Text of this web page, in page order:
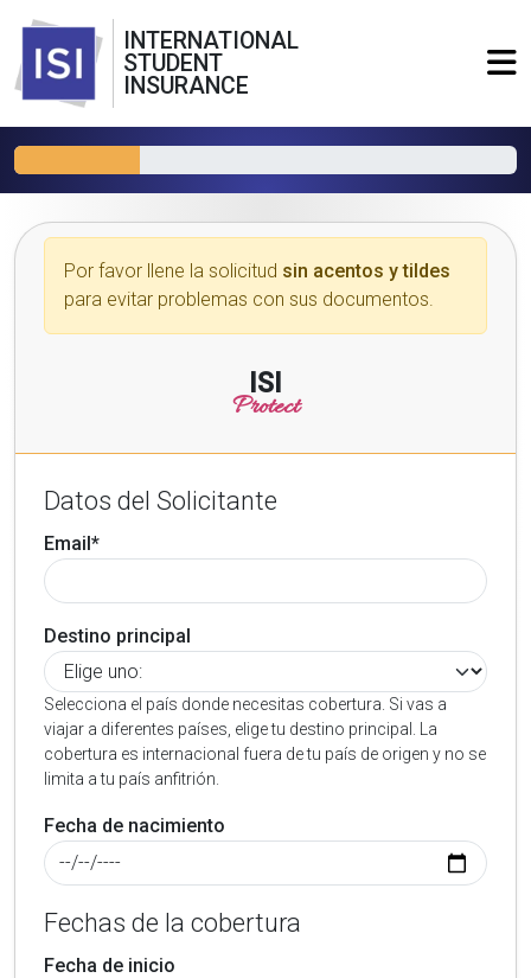
INTERNATIONAL
STUDENT
INSURANCE
Por favor llene la solicitud sin acentos y tildes
para evitar problemas con sus documentos.
ISI
Protect
Datos del Solicitante
Email*
Destino principal
Selecciona el país donde necesitas cobertura. Si vas a
viajar a diferentes países, elige tu destino principal. La
cobertura es internacional fuera de tu país de origen y no se
limita a tu país anfitrión.
Fecha de nacimiento
Fechas de la cobertura
Fecha de inicio